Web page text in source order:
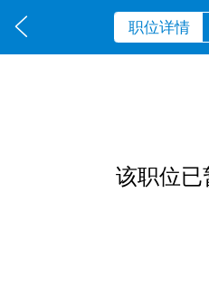
职位详情
该职位